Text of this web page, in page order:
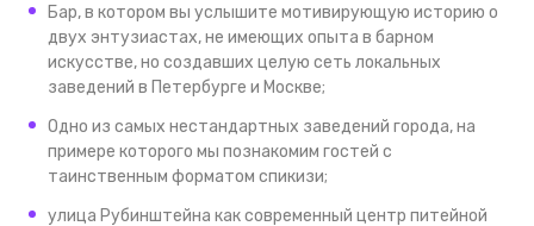
Бар, в котором вы услышите мотивирующую историю о
двух энтузиастах, не имеющих опыта в барном
искусстве, но создавших целую сеть локальных
заведений в Петербурге и Москве;
Одно из самых нестандартных заведений города, на
примере которого мы познакомим гостей с
таинственным форматом спикизи;
улица Рубинштейна как современный центр питейной